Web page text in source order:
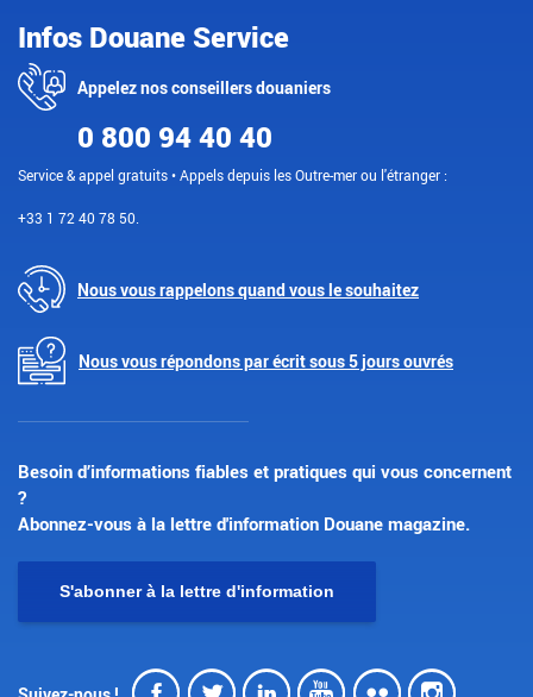
Infos Douane Service
Appelez nos conseillers douaniers
0 800 94 40 40
Service & appel gratuits • Appels depuis les Outre-mer ou l'étranger :
+33 1 72 40 78 50.
Nous vous rappelons quand vous le souhaitez
Nous vous répondons par écrit sous 5 jours ouvrés
Besoin d’informations fiables et pratiques qui vous concernent
?
Abonnez-vous à la lettre d'information Douane magazine.
S'abonner à la lettre d'information